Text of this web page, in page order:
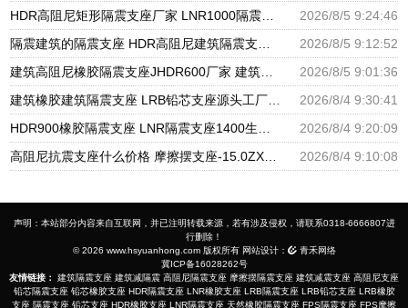
HDR高阻尼矩形隔震支座厂家 LNR1000隔震橡胶支座 LRB隔震支座800
2026/8/5 9:24:46
隔震建筑的隔震支座 HDR高阻尼建筑隔震支座 LNR1300橡胶隔震支座
2026/8/5 9:12:52
建筑高阻尼橡胶隔震支座JHDR600厂家 建筑隔振支座源头工厂 LNR700建筑隔震支座生产加工
2026/8/5 9:01:36
建筑橡胶建筑隔震支座 LRB铅芯支座源头工厂 高阻尼隔震支座支座生产厂家
2026/8/4 9:30:41
HDR900橡胶隔震支座 LNR隔震支座1400生产厂家 LNR1200天然隔震支座生产厂家
2026/8/4 9:20:09
高阻尼抗震支座什么价格 摩擦摆支座-15.0ZX支座的生产厂家 建筑橡胶减隔震支座源头工厂
2026/8/4 9:10:08
声明：本站部分内容来自互联网，并已注明转载来源，若有涉及侵权，请联系0318-6666807进
行删除！
© 2026 www.hsyuanhong.com 版权所有 网站设计：
青禾网络
冀ICP备16028262号
友情链接：
建筑隔震支座 建筑减隔震 高阻尼隔震支座 摩擦摆隔震支座 建筑减震支座 高阻尼支座
铅芯隔震支座 铅芯橡胶支座 HDR隔震支座 LNR橡胶支座 LRB隔震支座 LRB铅芯支座 LRB橡胶
支座 隔震支座 铅芯支座 HDR橡胶支座 LNR隔震支座 天然橡胶隔震支座 FPS隔震支座 FPS摩擦